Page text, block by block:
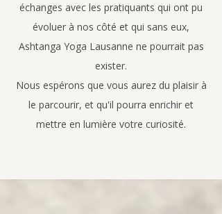
échanges avec les pratiquants qui ont pu
évoluer à nos côté et qui sans eux,
Ashtanga Yoga Lausanne ne pourrait pas
exister.
Nous espérons que vous aurez du plaisir à
le parcourir, et qu'il pourra enrichir et
mettre en lumière votre curiosité.